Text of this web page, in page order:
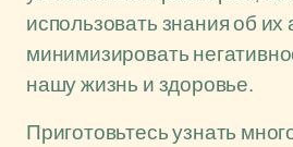
использовать знания об
минимизировать
нашу жизнь и здоровье.
Приготовьтесь узнать